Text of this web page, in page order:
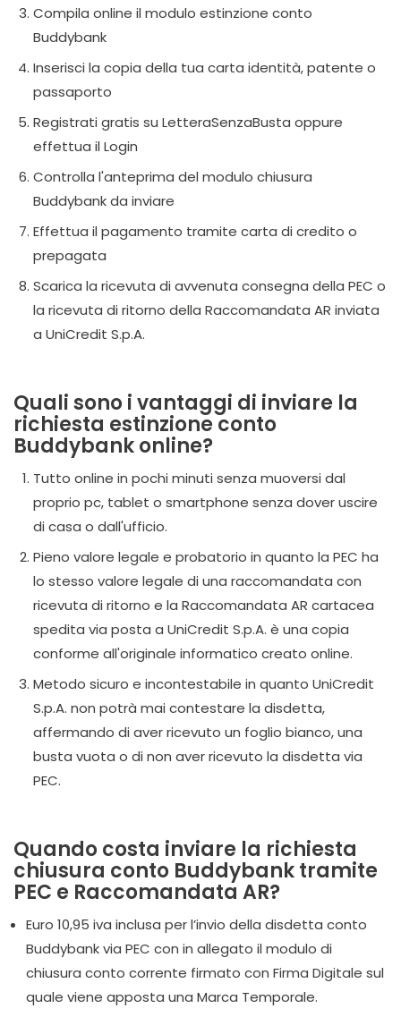
Compila online il modulo estinzione conto
Buddybank
Inserisci la copia della tua carta identità, patente o
passaporto
Registrati gratis su LetteraSenzaBusta oppure
effettua il Login
Controlla l'anteprima del modulo chiusura
Buddybank da inviare
Effettua il pagamento tramite carta di credito o
prepagata
Scarica la ricevuta di avvenuta consegna della PEC o
la ricevuta di ritorno della Raccomandata AR inviata
a UniCredit S.p.A.
Quali sono i vantaggi di inviare la
richiesta estinzione conto
Buddybank online?
Tutto online in pochi minuti senza muoversi dal
proprio pc, tablet o smartphone senza dover uscire
di casa o dall'ufficio.
Pieno valore legale e probatorio in quanto la PEC ha
lo stesso valore legale di una raccomandata con
ricevuta di ritorno e la Raccomandata AR cartacea
spedita via posta a UniCredit S.p.A. è una copia
conforme all'originale informatico creato online.
Metodo sicuro e incontestabile in quanto UniCredit
S.p.A. non potrà mai contestare la disdetta,
affermando di aver ricevuto un foglio bianco, una
busta vuota o di non aver ricevuto la disdetta via
PEC.
Quando costa inviare la richiesta
chiusura conto Buddybank tramite
PEC e Raccomandata AR?
Euro 10,95 iva inclusa per l’invio della disdetta conto
Buddybank via PEC con in allegato il modulo di
chiusura conto corrente firmato con Firma Digitale sul
quale viene apposta una Marca Temporale.